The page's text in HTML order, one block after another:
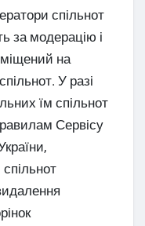
спільнот
за модерацію і
на
У разі
їм спільнот
Сервісу